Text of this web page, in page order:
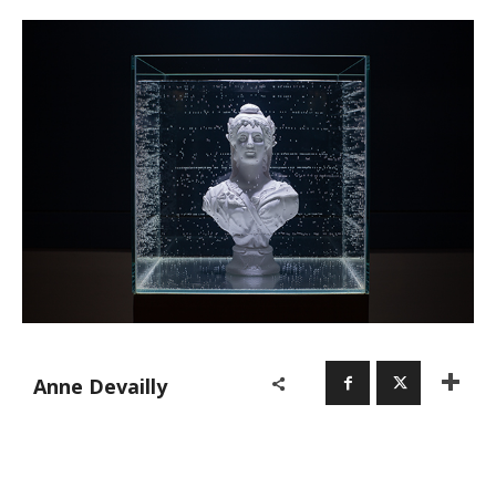
Anne Devailly